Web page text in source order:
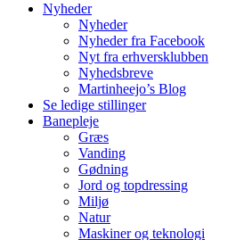
Nyheder
Nyheder
Nyheder fra Facebook
Nyt fra erhversklubben
Nyhedsbreve
Martinheejo’s Blog
Se ledige stillinger
Banepleje
Græs
Vanding
Gødning
Jord og topdressing
Miljø
Natur
Maskiner og teknologi